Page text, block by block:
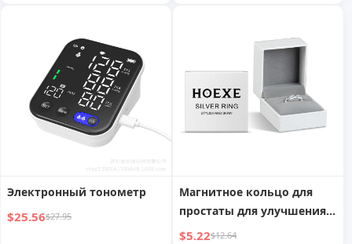
Электронный тонометр
$25.56$27.95
Магнитное кольцо для
простаты для улучшения
здоровья
$5.22$12.64